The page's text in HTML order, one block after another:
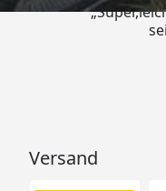
Versand